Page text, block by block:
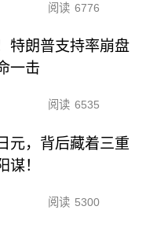
阅读 6776
特朗普支持率崩盘
一击
阅读 6535
元，背后藏着三重
谋！
阅读 5300